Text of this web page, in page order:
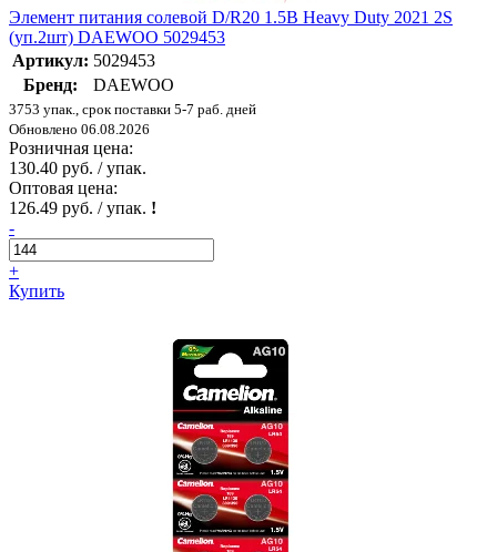
Элемент питания солевой D/R20 1.5В Heavy Duty 2021 2S
(уп.2шт) DAEWOO 5029453
Артикул: 5029453
Бренд:
DAEWOO
3753 упак., срок поставки 5-7 раб. дней
Обновлено 06.08.2026
Розничная цена:
130.40 руб. / упак.
Оптовая цена:
126.49 руб. / упак. !
-
+
Купить